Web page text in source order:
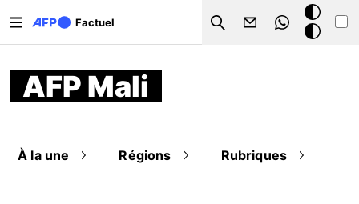
Factuel
Search
Mode
sombre
AFP Mali
À la une Régions Rubriques